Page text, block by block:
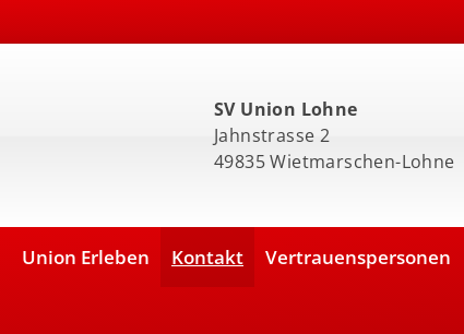
SV Union Lohne
Jahnstrasse 2
49835 Wietmarschen-Lohne
Union Erleben Kontakt Vertrauenspersonen